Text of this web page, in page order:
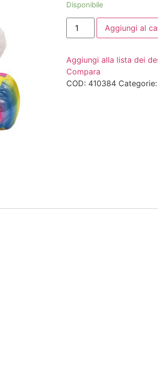
Disponibile
GIOCHERIA®
GIO'
PLUSH
UNICORNO
quantità
Aggiungi al
Aggiungi alla lista dei
Compara
COD: 410384 Categorie: